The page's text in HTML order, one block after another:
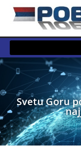
Svetu Goru